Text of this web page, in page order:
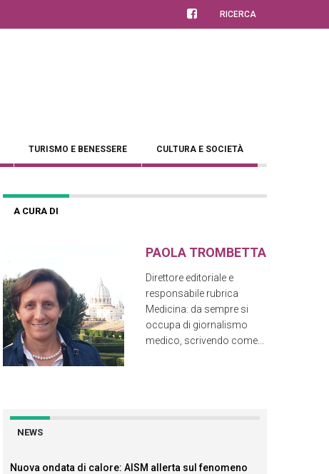
RICERCA
TURISMO E BENESSERE CULTURA E SOCIETÀ
A CURA DI
PAOLA TROMBETTA
Direttore editoriale e
responsabile rubrica
Medicina: da sempre si
occupa di giornalismo
medico, scrivendo come...
NEWS
Nuova ondata di calore: AISM allerta sul fenomeno